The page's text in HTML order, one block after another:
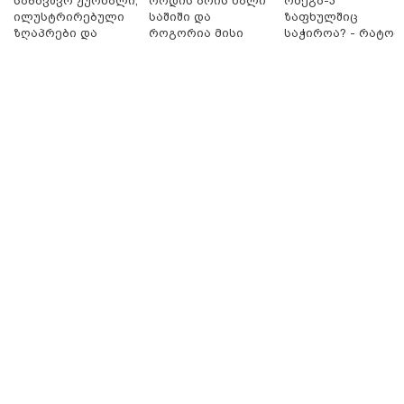
ილუსტრირებული
ზღაპრები და
საშიში და
როგორია მისი
ზაფხულშიც
საჭიროა? - რატომ